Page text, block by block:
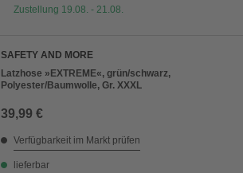
Zustellung 19.08. - 21.08.
SAFETY AND MORE
Latzhose »EXTREME«, grün/schwarz,
Polyester/Baumwolle, Gr. XXXL
39,99 €
Verfügbarkeit im Markt prüfen
lieferbar